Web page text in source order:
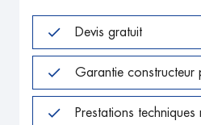
Devis gratuit
Garantie constructeur
Prestations techniques